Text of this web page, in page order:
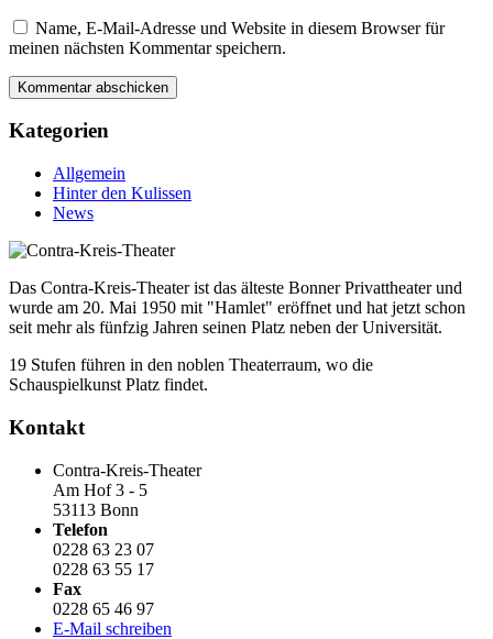
Name, E-Mail-Adresse und Website in diesem Browser für
meinen nächsten Kommentar speichern.
Kategorien
Allgemein
Hinter den Kulissen
News
Das Contra-Kreis-Theater ist das älteste Bonner Privattheater und
wurde am 20. Mai 1950 mit "Hamlet" eröffnet und hat jetzt schon
seit mehr als fünfzig Jahren seinen Platz neben der Universität.
19 Stufen führen in den noblen Theaterraum, wo die
Schauspielkunst Platz findet.
Kontakt
Contra-Kreis-Theater
Am Hof 3 - 5
53113 Bonn
Telefon
0228 63 23 07
0228 63 55 17
Fax
0228 65 46 97
E-Mail schreiben